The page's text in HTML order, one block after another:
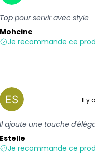
Top pour servir avec style
Mohcine
Je recommande ce
Il y
Il ajoute une touche
Estelle
Je recommande ce